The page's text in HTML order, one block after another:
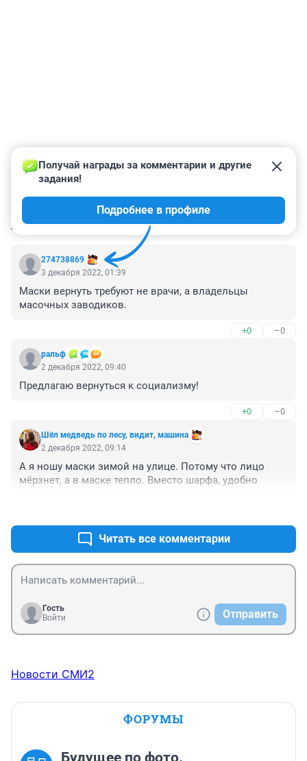
КОММЕНТАРИИ 81
274738869
Получай награды за комментарии и другие
задания!
Подробнее в профиле
3 декабря 2022, 01:39
Маски вернуть требуют не врачи, а владельцы
масочных заводиков.
+0 –0
ральф
2 декабря 2022, 09:40
Предлагаю вернуться к социализму!
+0 –0
Шёл медведь по лесу, видит, машина
2 декабря 2022, 09:14
А я ношу маски зимой на улице. Потому что лицо
мёрзнет, а в маске тепло. Вместо шарфа, удобно
Читать все комментарии
Гость
Войти
Отправить
Новости СМИ2
ФОРУМЫ